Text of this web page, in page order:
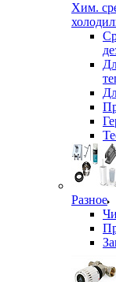
Хим.
Разное